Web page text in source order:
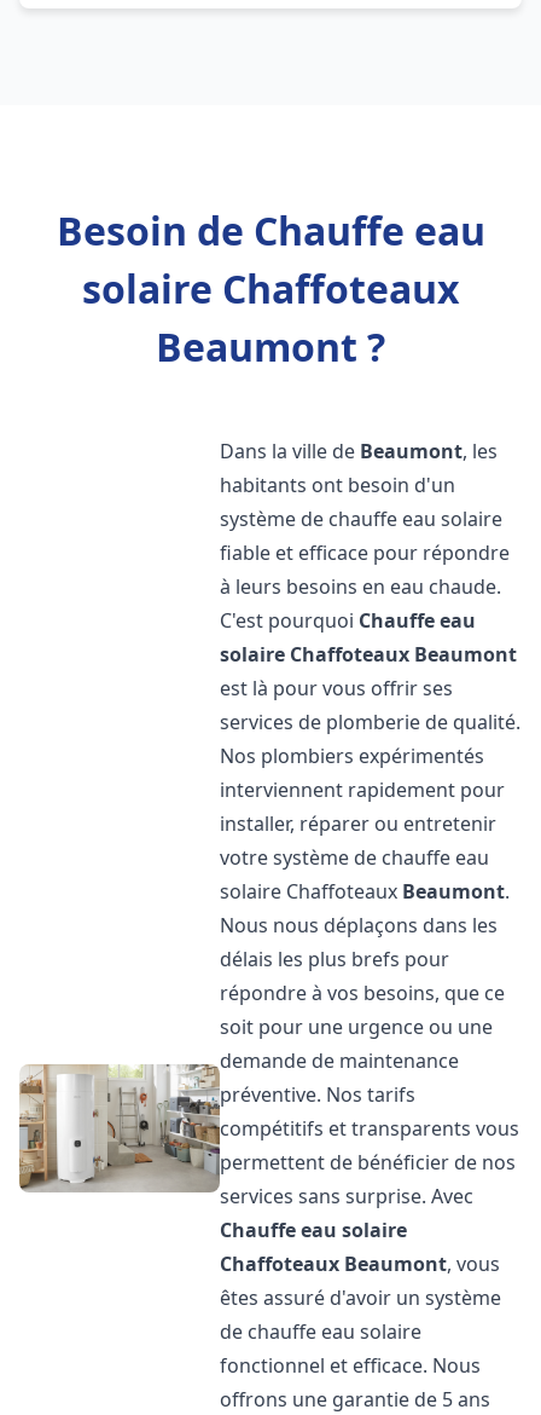
Besoin de Chauffe eau
solaire Chaffoteaux
Beaumont ?
Dans la ville de Beaumont, les
habitants ont besoin d'un
système de chauffe eau solaire
fiable et efficace pour répondre
à leurs besoins en eau chaude.
C'est pourquoi Chauffe eau
solaire Chaffoteaux Beaumont
est là pour vous offrir ses
services de plomberie de qualité.
Nos plombiers expérimentés
interviennent rapidement pour
installer, réparer ou entretenir
votre système de chauffe eau
solaire Chaffoteaux Beaumont.
Nous nous déplaçons dans les
délais les plus brefs pour
répondre à vos besoins, que ce
soit pour une urgence ou une
demande de maintenance
préventive. Nos tarifs
compétitifs et transparents vous
permettent de bénéficier de nos
services sans surprise. Avec
Chauffe eau solaire
Chaffoteaux Beaumont, vous
êtes assuré d'avoir un système
de chauffe eau solaire
fonctionnel et efficace. Nous
offrons une garantie de 5 ans